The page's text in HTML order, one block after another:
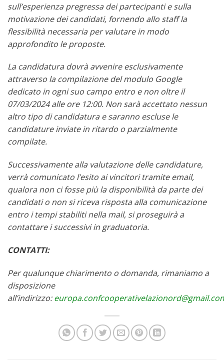
sull’esperienza pregressa dei partecipanti e sulla
motivazione dei candidati, fornendo allo staff la
flessibilità necessaria per valutare in modo
approfondito le proposte.
La candidatura dovrà avvenire esclusivamente
attraverso la compilazione del modulo Google
dedicato in ogni suo campo entro e non oltre il
07/03/2024 alle ore 12:00. Non sarà accettato nessun
altro tipo di candidatura e saranno escluse le
candidature inviate in ritardo o parzialmente
compilate.
Successivamente alla valutazione delle candidature,
verrà comunicato l’esito ai vincitori tramite email,
qualora non ci fosse più la disponibilità da parte dei
candidati o non si riceva risposta alla comunicazione
entro i tempi stabiliti nella mail, si proseguirà a
contattare i successivi in graduatoria.
CONTATTI:
Per qualunque chiarimento o domanda, rimaniamo a
disposizione
all’indirizzo: